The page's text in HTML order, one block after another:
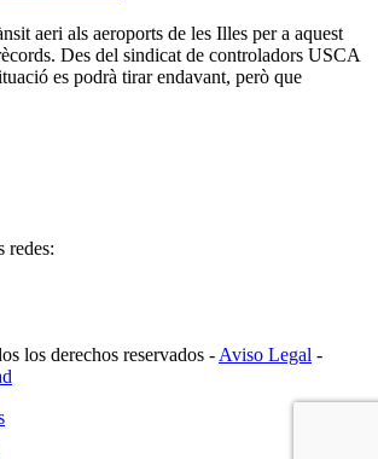
aeri als aeroports de les Illes per a aquest
Des del sindicat de controladors USCA
es podrà tirar endavant, però que
redes:
los derechos reservados - Aviso Legal -